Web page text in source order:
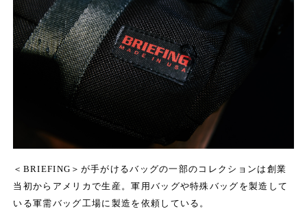
＜BRIEFING＞が手がけるバッグの一部のコレクションは創業
当初からアメリカで生産。軍用バッグや特殊バッグを製造して
いる軍需バッグ工場に製造を依頼している。